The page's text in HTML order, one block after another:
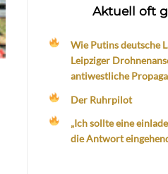
Aktuell oft
Wie Putins deutsche
Leipziger
antiwestliche
Der Ruhrpilot
„Ich sollte eine
die Antwort